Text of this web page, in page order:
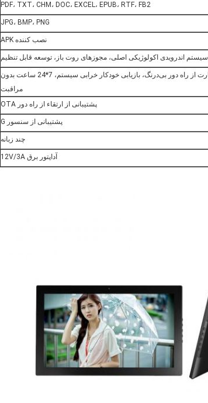
PDF، TXT، CHM، DOC، EXCEL، EPUB، RTF، FB2
JPG، BMP، PNG
نصب کننده APK
سیستم اندرویدی اکولوژیکی اصلی، مجوزهای روت باز، توسعه قابل تنظیم
نظارت از راه دور بی‌درنگ، بازیابی خودکار خرابی سیستم، 7*24 ساعت بدون
مراقبت
پشتیبانی از ارتقاء از راه دور OTA
پشتیبانی از سنسور G
چند زبانه
آداپتور برق 12V/3A